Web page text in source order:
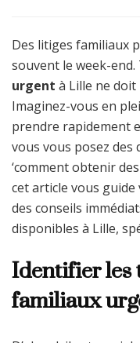
Des litiges familiaux
souvent le week-
urgent à Lille ne doit
Imaginez-vous en
prendre rapidement
vous vous posez des
‘comment obtenir
cet article vous
des conseils
disponibles à Lille,
Identifier
familiaux